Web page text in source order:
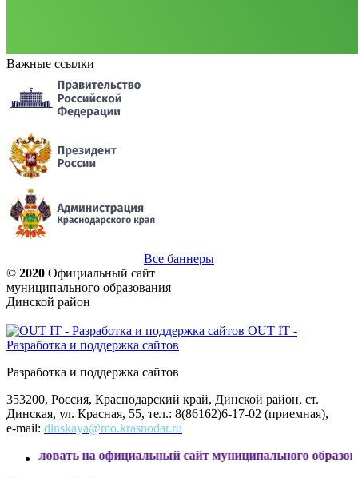
Важные ссылки
Все баннеры
© 2020 Официальный сайт
муниципального образования
Динской район
OUT IT -
Разработка и поддержка сайтов
Разработка и поддержка сайтов
353200, Россия, Краснодарский край, Динской район, ст.
Динская, ул. Красная, 55, тел.: 8(86162)6-17-02 (приемная),
e-mail: dinskaya@mo.krasnodar.ru
на официальный сайт муниципального образования